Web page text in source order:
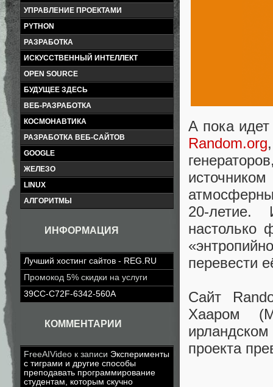
УПРАВЛЕНИЕ ПРОЕКТАМИ
PYTHON
РАЗРАБОТКА
ИСКУССТВЕННЫЙ ИНТЕЛЛЕКТ
OPEN SOURCE
БУДУЩЕЕ ЗДЕСЬ
ВЕБ-РАЗРАБОТКА
КОСМОНАВТИКА
РАЗРАБОТКА ВЕБ-САЙТОВ
GOOGLE
ЖЕЛЕЗО
LINUX
АЛГОРИТМЫ
ИНФОРМАЦИЯ
Лучший хостинг сайтов - REG.RU
Промокод 5% скидки на услуги
39CC-C72F-6342-560A
КОММЕНТАРИИ
FreeAIVideo к записи Эксперименты
с тиграми и другие способы
преподавать программирование
студентам, которым скучно
А пока идет
Random.org
20-летие.
настолько
перевести
Сайт
Хааром
проекта